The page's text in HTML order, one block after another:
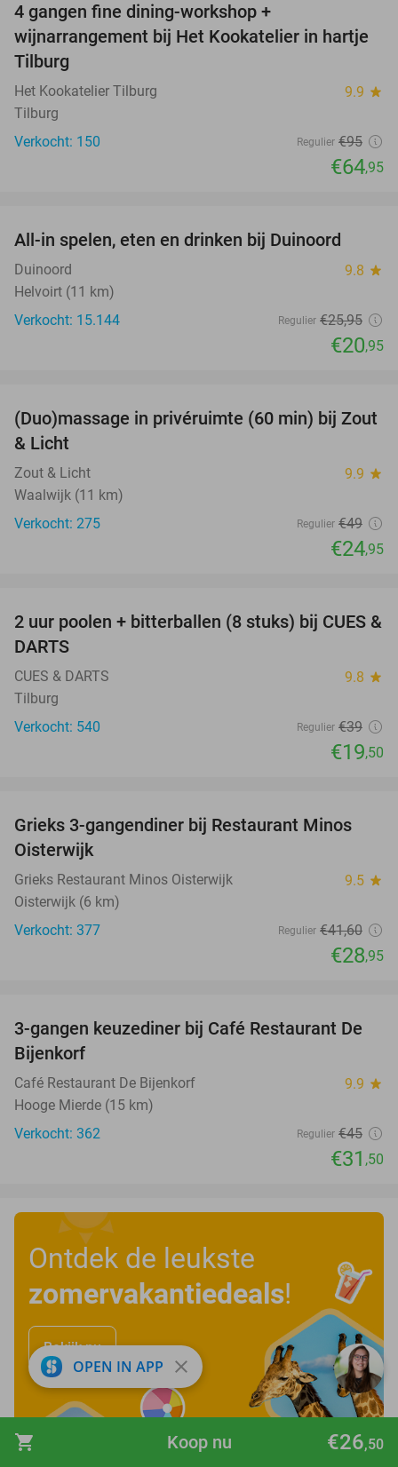
shopping_cart €26,50
Koop nu
4 gangen fine dining-workshop +
wijnarrangement bij Het Kookatelier in hartje
Tilburg
Het Kookatelier Tilburg 9.9 star
Tilburg
Verkocht: 150
Regulier €95
€64,95
All-in spelen, eten en drinken bij Duinoord
Duinoord 9.8 star
Helvoirt (11 km)
Verkocht: 15.144
Regulier €25,95
€20,95
49%
(Duo)massage in privéruimte (60 min) bij Zout
& Licht
Zout & Licht 9.9 star
Waalwijk (11 km)
Verkocht: 275
Regulier €49
€24,95
50%
2 uur poolen + bitterballen (8 stuks) bij CUES &
DARTS
CUES & DARTS 9.8 star
Tilburg
Verkocht: 540
Regulier €39
€19,50
30%
Grieks 3-gangendiner bij Restaurant Minos
Oisterwijk
Grieks Restaurant Minos Oisterwijk 9.5 star
Oisterwijk (6 km)
Verkocht: 377
Regulier €41,60
€28,95
30%
3-gangen keuzediner bij Café Restaurant De
Bijenkorf
Café Restaurant De Bijenkorf 9.9 star
Hooge Mierde (15 km)
Verkocht: 362
Regulier €45
€31 ,50
Ontdek de leukste
zomervakantiedeals!
Bekijk nu
OPEN IN APP close